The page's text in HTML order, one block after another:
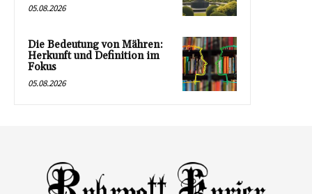
05.08.2026
Die Bedeutung von Mähren:
Herkunft und Definition im
Fokus
05.08.2026